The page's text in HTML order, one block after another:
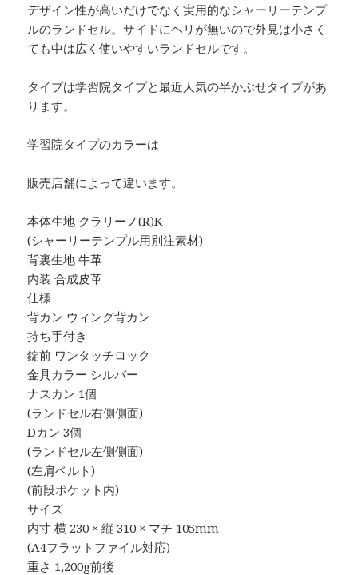
デザイン性が高いだけでなく実用的なシャーリーテンプ
ルのランドセル。サイドにヘリが無いので外見は小さく
ても中は広く使いやすいランドセルです。
タイプは学習院タイプと最近人気の半かぶせタイプがあ
ります。
学習院タイプのカラーは
販売店舗によって違います。
本体生地 クラリーノ(R)K
(シャーリーテンプル用別注素材)
背裏生地 牛革
内装 合成皮革
仕様
背カン ウィング背カン
持ち手付き
錠前 ワンタッチロック
金具カラー シルバー
ナスカン 1個
(ランドセル右側側面)
Dカン 3個
(ランドセル左側側面)
(左肩ベルト)
(前段ポケット内)
サイズ
内寸 横 230 × 縦 310 × マチ 105mm
(A4フラットファイル対応)
重さ 1,200g前後